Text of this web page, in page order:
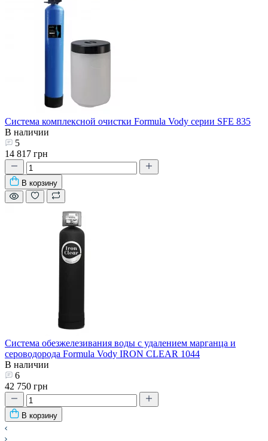
Система комплексной очистки Formula Vody серии SFE 835
В наличии
5
14 817 грн
В корзину
Система обезжелезивания воды с удалением марганца и
сероводорода Formula Vody IRON CLEAR 1044
В наличии
6
42 750 грн
В корзину